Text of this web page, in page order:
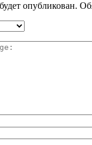
опубликован.